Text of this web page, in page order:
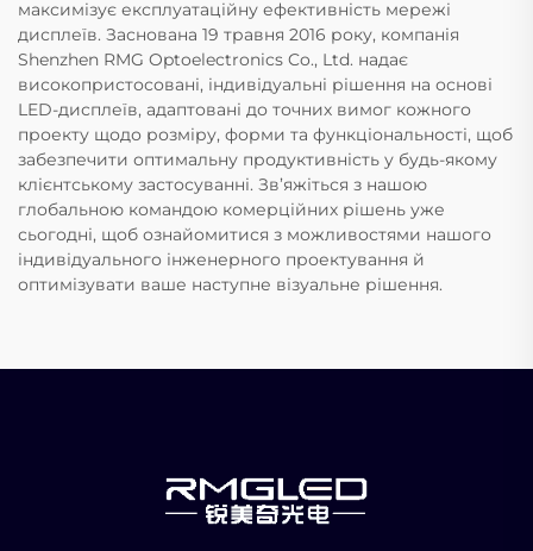
максимізує експлуатаційну ефективність мережі
дисплеїв. Заснована 19 травня 2016 року, компанія
Shenzhen RMG Optoelectronics Co., Ltd. надає
високопристосовані, індивідуальні рішення на основі
LED-дисплеїв, адаптовані до точних вимог кожного
проекту щодо розміру, форми та функціональності, щоб
забезпечити оптимальну продуктивність у будь-якому
клієнтському застосуванні. Зв’яжіться з нашою
глобальною командою комерційних рішень уже
сьогодні, щоб ознайомитися з можливостями нашого
індивідуального інженерного проектування й
оптимізувати ваше наступне візуальне рішення.